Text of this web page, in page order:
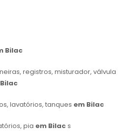
Bilac
registros, misturador, válvula
lavatórios, tanques em Bilac
pia em Bilac s